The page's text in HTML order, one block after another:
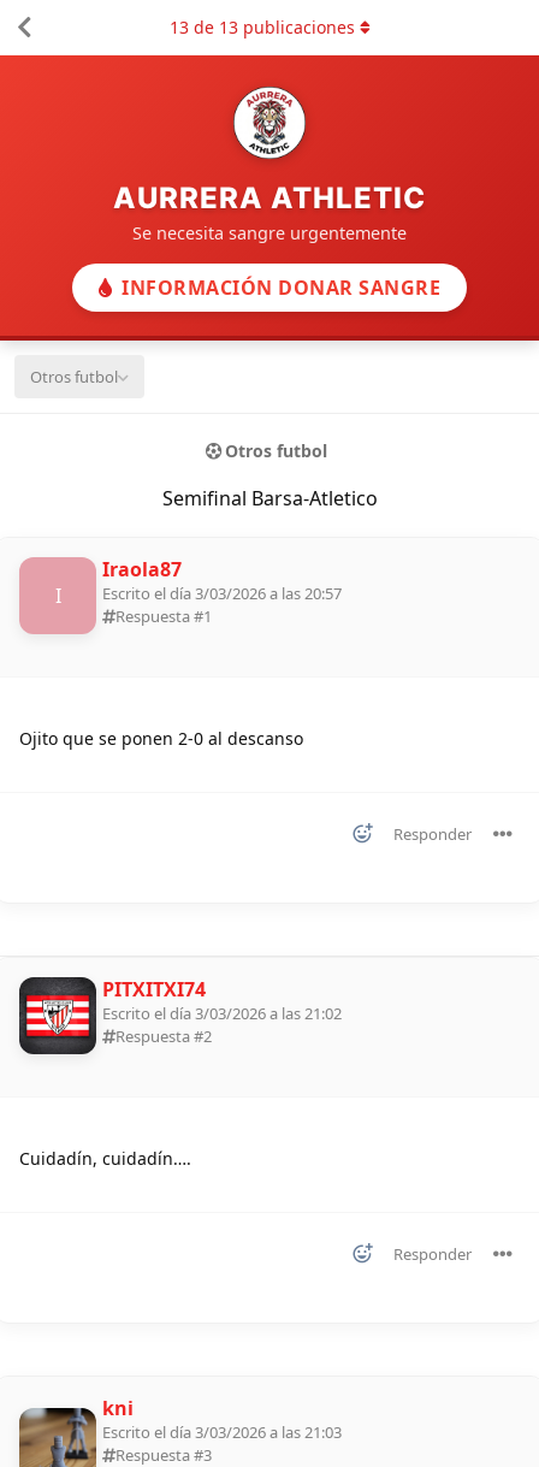
AURRERA ATHLETIC
Se necesita sangre urgentemente
INFORMACIÓN DONAR SANGRE
Otros futbol
Otros futbol
Semifinal Barsa-Atletico
13de 13publicaciones
I
Iraola87
Escrito el día 3/03/2026 a las 20:57
Respuesta #1
Ojito que se ponen 2-0 al descanso
Responder
PITXITXI74
Escrito el día 3/03/2026 a las 21:02
Respuesta #2
Cuidadín, cuidadín….
Responder
kni
Escrito el día 3/03/2026 a las 21:03
Respuesta #3